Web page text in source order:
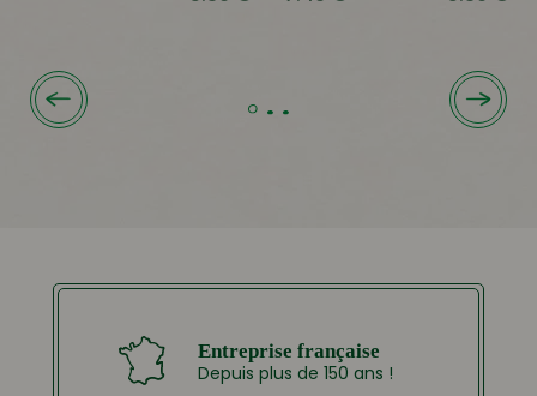
Entreprise française
Depuis plus de 150 ans !